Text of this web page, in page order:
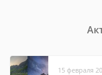
15 февраля